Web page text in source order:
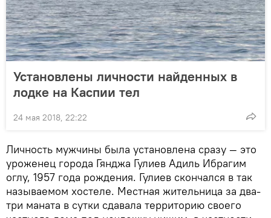
Установлены личности найденных в
лодке на Каспии тел
24 мая 2018, 22:22
Личность мужчины была установлена сразу — это
уроженец города Гянджа Гулиев Адиль Ибрагим
оглу, 1957 года рождения. Гулиев скончался в так
называемом хостеле. Местная жительница за два-
три маната в сутки сдавала территорию своего